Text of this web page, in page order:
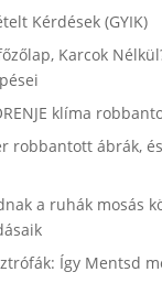
Kérdések (GYIK)
Karcok
klíma
robbantott ábrák,
a ruhák mosás
Így Mentsd